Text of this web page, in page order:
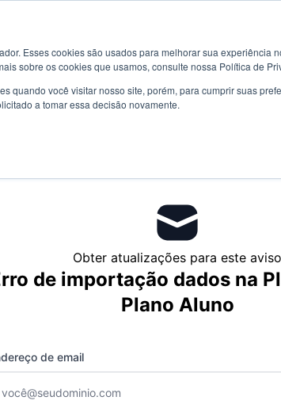
Esses cookies são usados ​​para melhorar sua experiência
sobre os cookies que usamos, consulte nossa Política de
quando você visitar nosso site, porém, para cumprir suas
a tomar essa decisão novamente.
Relatar
Obter atualizações para este aviso
de importação dados na
Plano Aluno
de email